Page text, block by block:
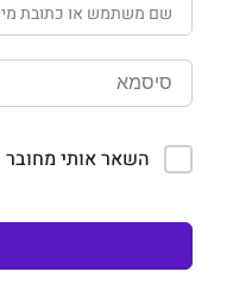
השאר אותי מחובר